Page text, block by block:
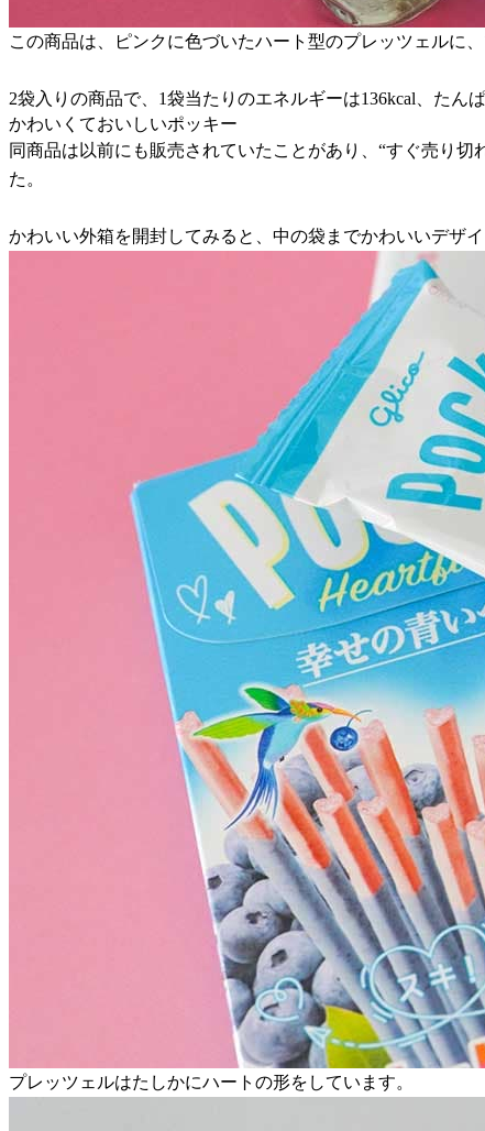
この商品は、ピンクに色づいたハート型のプレッツェルに
2袋入りの商品で、1袋当たりのエネルギーは136kcal、たん
かわいくておいしいポッキー
同商品は以前にも販売されていたことがあり、“すぐ売り
た。
かわいい外箱を開封してみると、中の袋までかわいいデザイ
プレッツェルはたしかにハートの形をしています。